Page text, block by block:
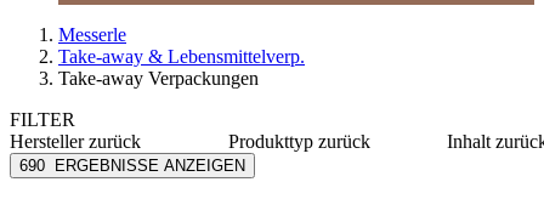
Messerle
Take-away & Lebensmittelverp.
Take-away Verpackungen
FILTER
Herstellerzurück
Alcas
Produkttyp zurück
Inhalt
690 ERGEBNISSE ANZEIGEN